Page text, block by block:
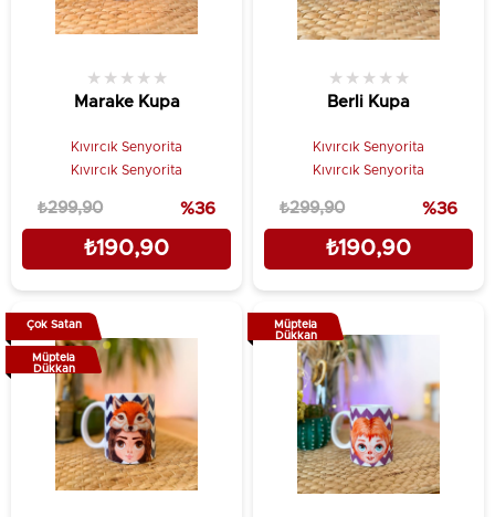
Marake Kupa
★ ★ ★ ★ ★
Kıvırcık Senyorita
Kıvırcık Senyorita
₺190,90
₺299,90 %36
Berli Kupa
★ ★ ★ ★ ★
Kıvırcık Senyorita
Kıvırcık Senyorita
₺190,90
₺299,90 %36
Çok Satan
Müptela
Dükkan
Müptela
Dükkan